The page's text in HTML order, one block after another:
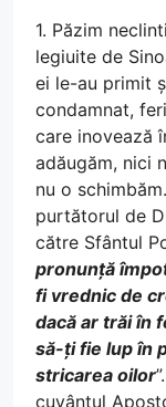
1. Păzim
legiuite de
ei le-au primit
condamnat,
care inovează
adăugăm, nici
nu o
purtătorul de
către Sfântul
pronunță
fi vrednic de
dacă ar trăi în
să-ți fie lup în
stricarea oilor
cuvântul